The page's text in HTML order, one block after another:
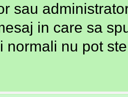
sau
in care sa
normali nu pot